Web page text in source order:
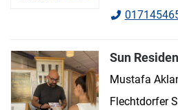
Sun
Mustafa
Flechtdorfer